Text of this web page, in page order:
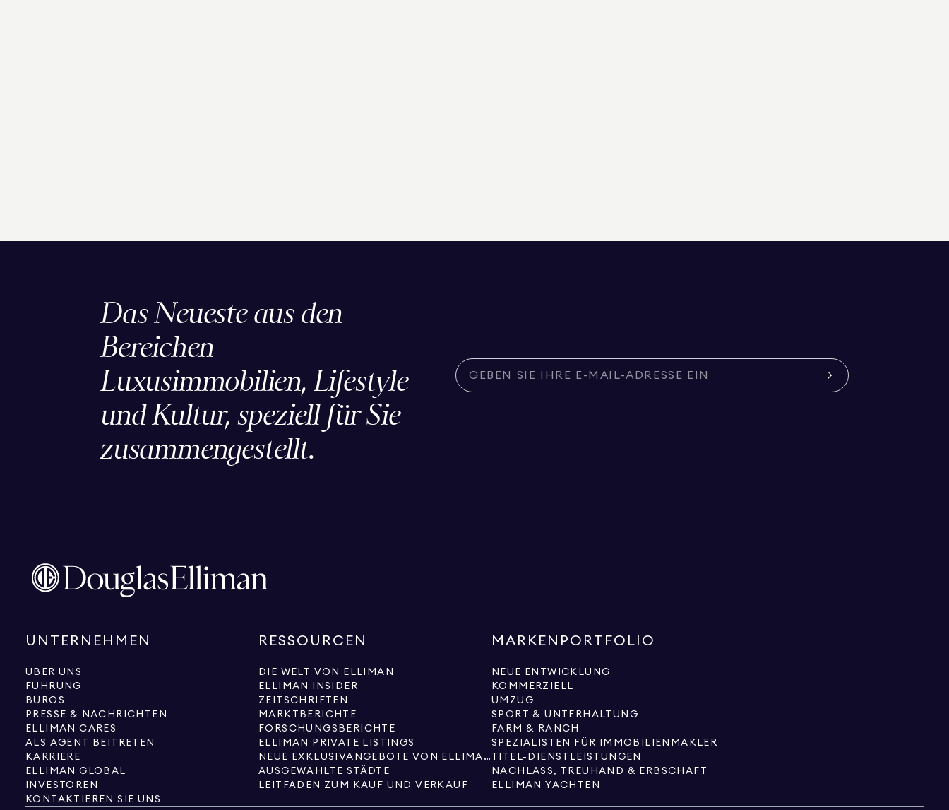
Das Neueste aus den
Bereichen
Luxusimmobilien, Lifestyle
und Kultur, speziell für Sie
zusammengestellt.
UNTERNEHMEN
ÜBER UNS
FÜHRUNG
BÜROS
PRESSE & NACHRICHTEN
ELLIMAN CARES
ALS AGENT BEITRETEN
KARRIERE
ELLIMAN GLOBAL
INVESTOREN
KONTAKTIEREN SIE UNS
RESSOURCEN
DIE WELT VON ELLIMAN
ELLIMAN INSIDER
ZEITSCHRIFTEN
MARKTBERICHTE
FORSCHUNGSBERICHTE
ELLIMAN PRIVATE LISTINGS
NEUE EXKLUSIVANGEBOTE VON ELLIMAN
AUSGEWÄHLTE STÄDTE
LEITFÄDEN ZUM KAUF UND VERKAUF
MARKENPORTFOLIO
NEUE ENTWICKLUNG
KOMMERZIELL
UMZUG
SPORT & UNTERHALTUNG
FARM & RANCH
SPEZIALISTEN FÜR IMMOBILIENMAKLER
TITEL-DIENSTLEISTUNGEN
NACHLASS, TREUHAND & ERBSCHAFT
ELLIMAN YACHTEN